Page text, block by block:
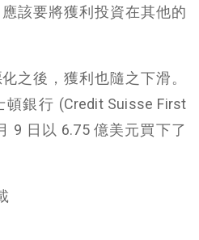
該要將獲利投資在其他的
之後，獲利也隨之下滑。
銀行 (Credit Suisse First
9 日以 6.75 億美元買下了